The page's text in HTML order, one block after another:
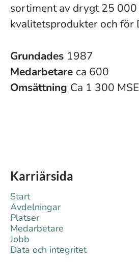
sortiment av drygt 25 000
kvalitetsprodukter och för
Grundades 1987
Medarbetare ca 600
Omsättning Ca 1 300
Karriärsida
Start
Avdelningar
Platser
Medarbetare
Jobb
Data och integritet